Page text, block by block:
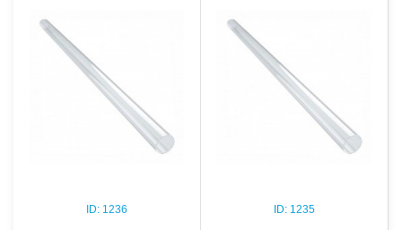
ID: 1236 ID: 1235